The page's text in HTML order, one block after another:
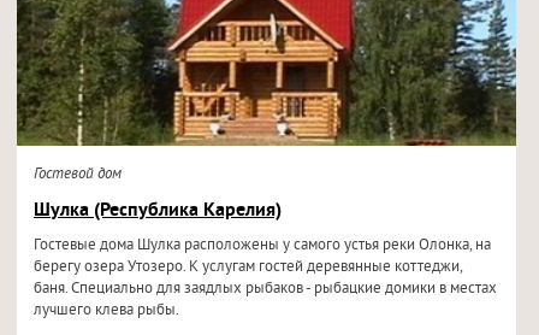
Гостевой дом
Шулка (Республика Карелия)
Гостевые дома Шулка расположены у самого устья реки Олонка, на
берегу озера Утозеро. К услугам гостей деревянные коттеджи,
баня. Специально для заядлых рыбаков - рыбацкие домики в местах
лучшего клева рыбы.